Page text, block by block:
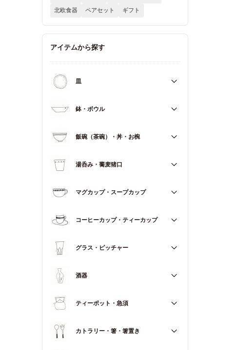
北欧食器 ペアセット ギフト
アイテムから探す
皿
すべて
取皿・中皿（15～20cm）
鉢・ボウル
すべて
中鉢（13～17cm）
飯碗（茶碗）・丼・お椀
すべて
丼（どんぶり）
湯呑み・蕎麦猪口
蕎麦猪口（そばちょこ）
マグカップ・スープカップ
スープカップ
コーヒーカップ・ティーカップ
グラス・ピッチャー
すべて
酒器
お猪口（おちょこ）
ティーポット・急須
カトラリー・箸・箸置き